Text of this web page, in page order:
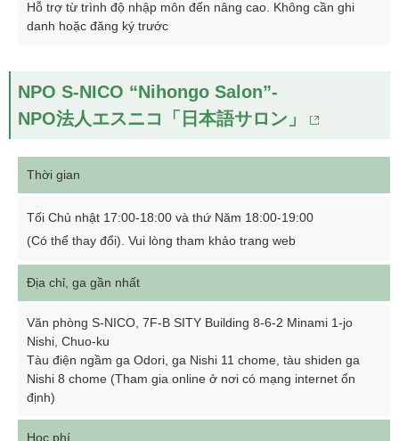
Hỗ trợ từ trình độ nhập môn đến nâng cao. Không cần ghi
danh hoặc đăng ký trước
NPO S-NICO “Nihongo Salon”-
NPO法人エスニコ「日本語サロン」
Thời gian
Tối Chủ nhật 17:00-18:00 và thứ Năm 18:00-19:00
(Có thể thay đổi). Vui lòng tham khảo trang web
Địa chỉ, ga gần nhất
Văn phòng S-NICO, 7F-B SITY Building 8-6-2 Minami 1-jo
Nishi, Chuo-ku
Tàu điện ngầm ga Odori, ga Nishi 11 chome, tàu shiden ga
Nishi 8 chome (Tham gia online ở nơi có mạng internet ổn
định)
Học phí